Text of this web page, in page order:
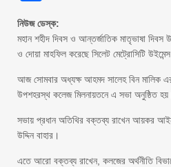
নিউজ ডেস্ক:
মহান শহীদ দিবস ও আন্তর্জাতিক মাতৃভাষা
ও দোয়া মাহফিল করেছে সিলেট মেট্রোসিটি
আজ সোমবার অধ্যক্ষ আহমদ সালেহ বিন মালিক
উপশহরস্থ কলেজ মিলনায়তনে এ সভা অনুষ্ঠিত
সভায় প্রধান অতিথির বক্তব্য রাখেন আয়কর
উদ্দিন বাহার।
এতে আরো বক্তব্য রাখেন, কলজের অর্থনীতি